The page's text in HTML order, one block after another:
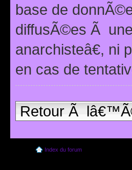
base de
diffusÃ©es Ã
anarchisteâ€, ni
en cas de
Retour Ã
Index du forum